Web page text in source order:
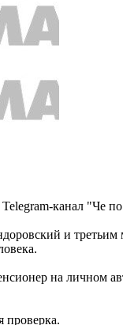
канал "Че
и
на личном
проверка.